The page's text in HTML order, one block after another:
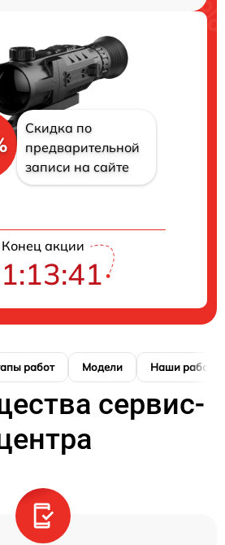
Скидка по
предварительной
записи на сайте
Конец акции
работ Модели Наши работы
сервис-